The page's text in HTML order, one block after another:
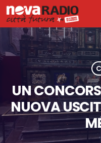
UN
NUOVA